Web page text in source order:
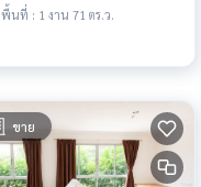
พื้นที่ : 1 งาน 71 ตร.ว.
ขาย